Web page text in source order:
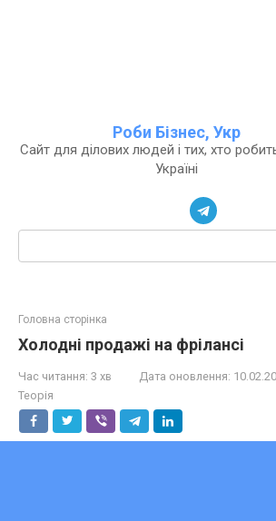
Роби Бізнес, Укр
Сайт для ділових людей і тих, хто
Україні
Головна сторінка
Холодні продажі на фрілансі
Час читання: 3 хв Дата оновлення:
Теорія